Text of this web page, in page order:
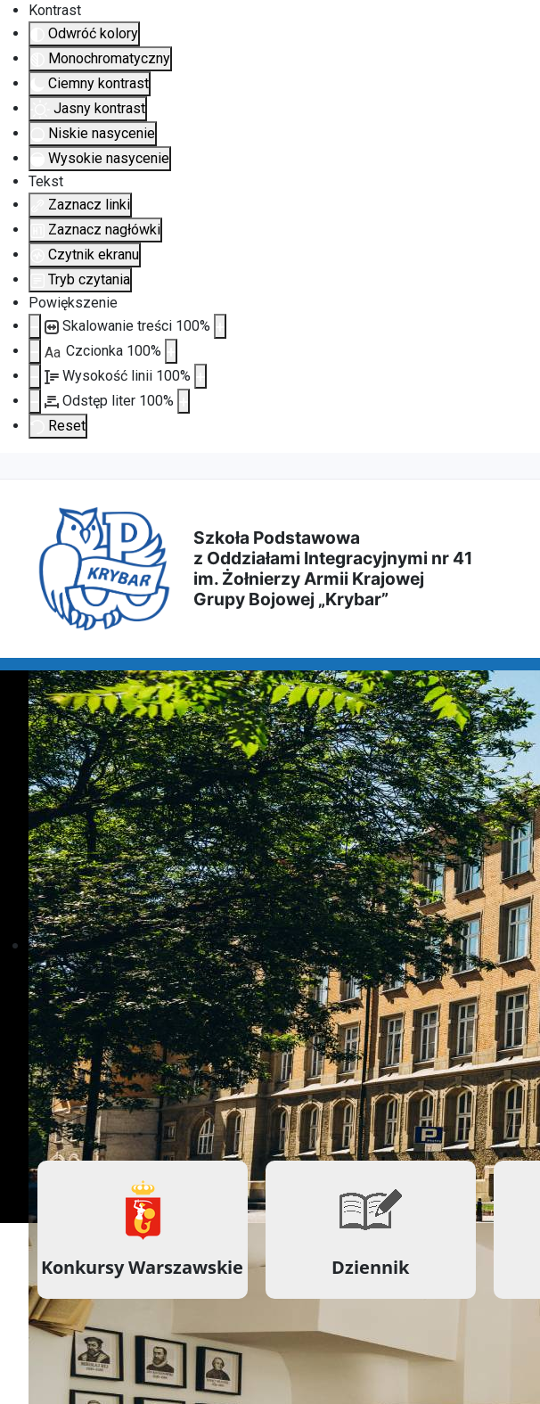
Kontrast
Odwróć kolory
Monochromatyczny
Ciemny kontrast
Jasny kontrast
Niskie nasycenie
Wysokie nasycenie
Tekst
Zaznacz linki
Zaznacz nagłówki
Czytnik ekranu
Tryb czytania
Powiększenie
Skalowanie treści 100%
Aa Czcionka 100%
Wysokość linii 100%
Odstęp liter 100%
Reset
treści
głównej
menu
nawigacyjnego
wyszukiwarki
mapy
strony
Szkoła Podstawowa
z Oddziałami Integracyjnymi nr 41
im. Żołnierzy Armii Krajowej
Grupy Bojowej „Krybar”
Konkursy Warszawskie Dziennik
Ważne Informacje